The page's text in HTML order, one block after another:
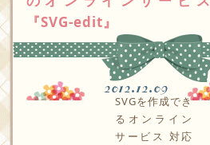
『SVG-edit』
2012.12.09
SVGを作成でき
るオンライン
サービス 対応